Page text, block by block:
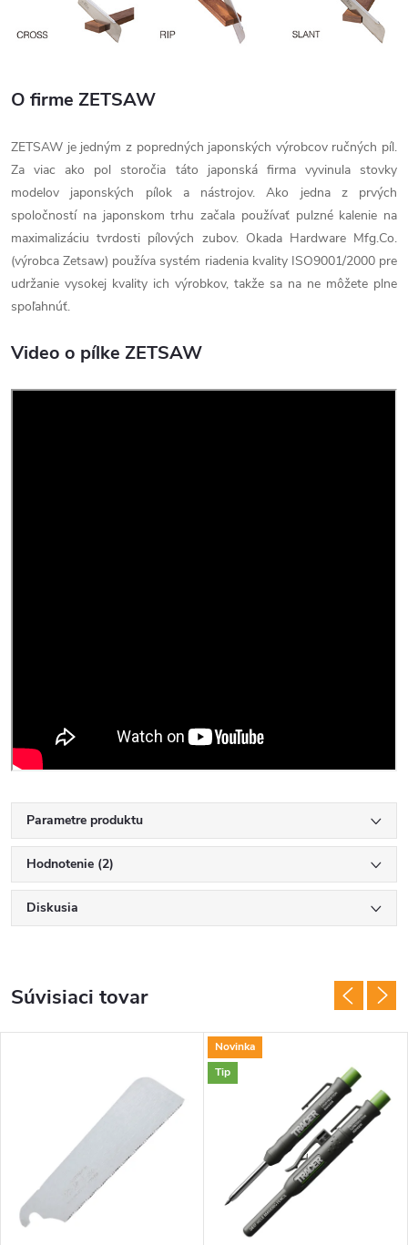
O firme ZETSAW
ZETSAW je jedným z popredných japonských výrobcov ručných píl.
Za viac ako pol storočia táto japonská firma vyvinula stovky
modelov japonských pílok a nástrojov. Ako jedna z prvých
spoločností na japonskom trhu začala používať pulzné kalenie na
maximalizáciu tvrdosti pílových zubov. Okada Hardware Mfg.Co.
(výrobca Zetsaw) používa systém riadenia kvality ISO9001/2000 pre
udržanie vysokej kvality ich výrobkov, takže sa na ne môžete plne
spoľahnúť.
Video o pílke ZETSAW
Parametre produktu
Hodnotenie (2)
Diskusia
Súvisiaci tovar
Novinka
Tip